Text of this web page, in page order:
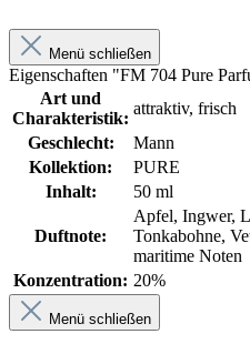
Menü schließen
Eigenschaften "FM 704 Pure
Art und
Charakteristik:
attraktiv, frisch
Geschlecht:
Mann
Kollektion:
PURE
Inhalt:
50 ml
Duftnote:
Apfel, Ingwer,
Tonkabohne,
maritime Noten
Konzentration: 20%
Menü schließen